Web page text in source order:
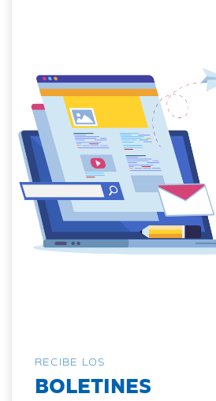
RECIBE LOS
BOLETINES